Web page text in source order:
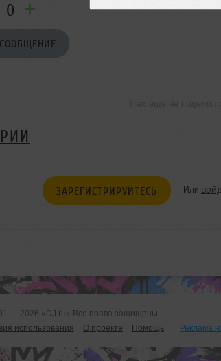
0
ЗАРЕГИСТРИРУЙТЕСЬ Или
— 2026 «DJ.ru» Все права защищены.
использования
О проекте Помощь Реклама